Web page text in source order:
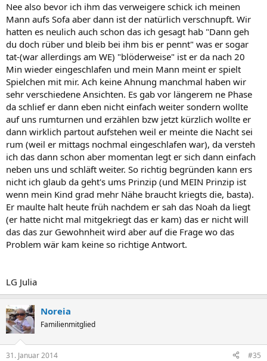
Nee also bevor ich ihm das verweigere schick ich meinen
Mann aufs Sofa aber dann ist der natürlich verschnupft. Wir
hatten es neulich auch schon das ich gesagt hab "Dann geh
du doch rüber und bleib bei ihm bis er pennt" was er sogar
tat-(war allerdings am WE) "blöderweise" ist er da nach 20
Min wieder eingeschlafen und mein Mann meint er spielt
Spielchen mit mir. Ach keine Ahnung manchmal haben wir
sehr verschiedene Ansichten. Es gab vor längerem ne Phase
da schlief er dann eben nicht einfach weiter sondern wollte
auf uns rumturnen und erzählen bzw jetzt kürzlich wollte er
dann wirklich partout aufstehen weil er meinte die Nacht sei
rum (weil er mittags nochmal eingeschlafen war), da versteh
ich das dann schon aber momentan legt er sich dann einfach
neben uns und schläft weiter. So richtig begründen kann ers
nicht ich glaub da geht's ums Prinzip (und MEIN Prinzip ist
wenn mein Kind grad mehr Nähe braucht kriegts die, basta).
Er maulte halt heute früh nachdem er sah das Noah da liegt
(er hatte nicht mal mitgekriegt das er kam) das er nicht will
das das zur Gewohnheit wird aber auf die Frage wo das
Problem wär kam keine so richtige Antwort.
LG Julia
Noreia
Familienmitglied
31. Januar 2014 #35